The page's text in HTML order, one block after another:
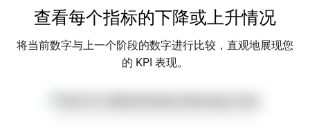
查看每个指标的下降或上升情况
将当前数字与上一个阶段的数字进行比较，直观地展现您
的 KPI 表现。